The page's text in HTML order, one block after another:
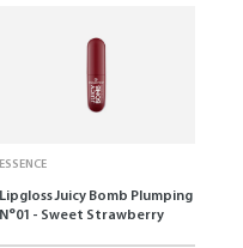
ESSENCE
Lipgloss Juicy Bomb Plumping
N°01 - Sweet Strawberry